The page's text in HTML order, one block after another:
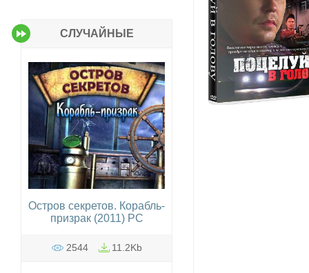
СЛУЧАЙНЫЕ
Остров секретов. Корабль-
призрак (2011) PC
2544 11.2Kb